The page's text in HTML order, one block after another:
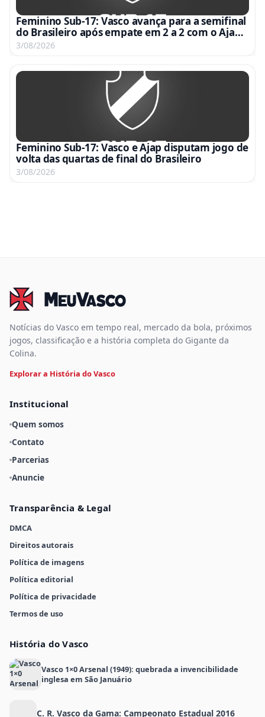
Feminino Sub-17: Vasco avança para a semifinal
do Brasileiro após empate em 2 a 2 com o Ajap
no Nivaldo Pereira
3/08/2026
Feminino Sub-17: Vasco e Ajap disputam jogo de
volta das quartas de final do Brasileiro
3/08/2026
Notícias do Vasco em tempo real, mercado da bola, próximos
jogos, classificação e a história completa do Gigante da
Colina.
Explorar a História do Vasco
Institucional
Quem somos
Contato
Parcerias
Anuncie
Transparência & Legal
DMCA
Direitos autorais
Política de imagens
Política editorial
Política de privacidade
Termos de uso
História do Vasco
Vasco 1×0 Arsenal (1949): quebrada a invencibilidade
inglesa em São Januário
C. R. Vasco da Gama: Campeonato Estadual 2016